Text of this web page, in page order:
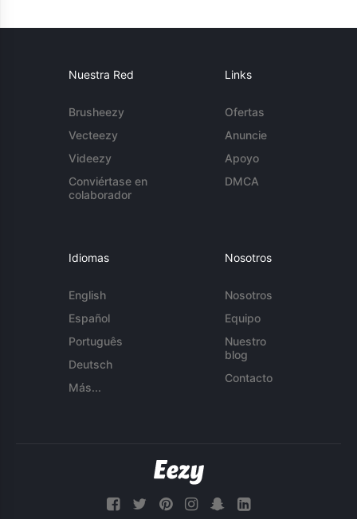
Nuestra Red
Brusheezy
Vecteezy
Videezy
Conviértase en
colaborador
Links
Ofertas
Anuncie
Apoyo
DMCA
Idiomas
English
Español
Português
Deutsch
Más...
Nosotros
Nosotros
Equipo
Nuestro
blog
Contacto